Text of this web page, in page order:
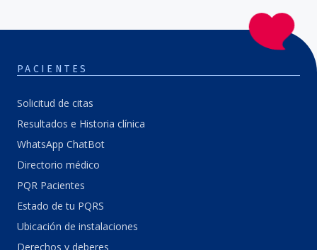
PACIENTES
Solicitud de citas
Resultados e Historia clínica
WhatsApp ChatBot
Directorio médico
PQR Pacientes
Estado de tu PQRS
Ubicación de instalaciones
Derechos y deberes